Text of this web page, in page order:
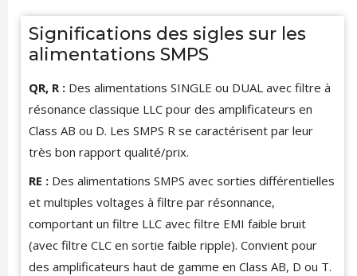
Significations des sigles sur les
alimentations SMPS
QR, R : Des alimentations SINGLE ou DUAL avec filtre à
résonance classique LLC pour des amplificateurs en
Class AB ou D. Les SMPS R se caractérisent par leur
très bon rapport qualité/prix.
RE : Des alimentations SMPS avec sorties différentielles
et multiples voltages à filtre par résonnance,
comportant un filtre LLC avec filtre EMI faible bruit
(avec filtre CLC en sortie faible ripple). Convient pour
des amplificateurs haut de gamme en Class AB, D ou T.